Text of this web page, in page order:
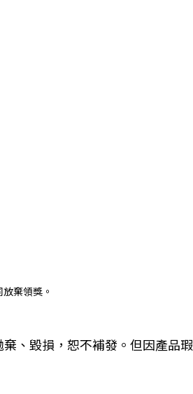
棄領獎。
、毀損，恕不補發。但因產品瑕